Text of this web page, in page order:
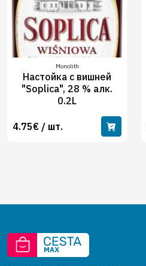
Monolith
Настойка с вишней
"Soplica", 28 % алк.
0.2L
4.75€ / шт.